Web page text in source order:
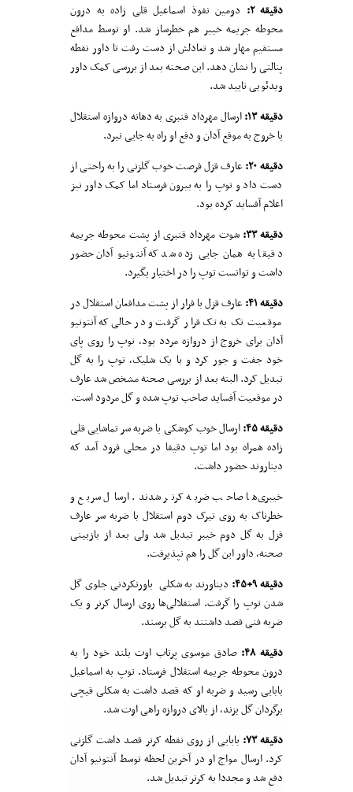
دقیقه ۲:
دومین نفوذ اسماعیل قلی زاده به درون
محوطه جریمه خیبر هم خطرساز شد. او توسط مدافع
مستقیم مهار شد و تعادلش از دست رفت تا داور نقطه
پنالتی را نشان دهد. این صحنه بعد از بررسی کمک داور
ویدئویی تایید شد.
دقیقه ۱۳:
ارسال مهرداد قنبری به دهانه دروازه استقلال
با خروج به موقع آدان و دفع او راه به جایی نبرد.
دقیقه ۲۰:
عارف قزل فرصت خوب گلزنی را به راحتی از
دست داد و توپ را به بیرون فرستاد اما کمک داور نیز
اعلام آفساید کرده بود.
دقیقه ۳۳:
شوت مهرداد قنبری از پشت محوطه جریمه
دقیقا به همان جایی زده شد که آنتونیو آدان حضور
داشت و توانست توپ را در اختیار بگیرد.
دقیقه ۴۱:
عارف قزل با فرار از پشت مدافعان استقلال در
موقعیت تک به تک قرار گرفت و در حالی که آنتونیو
آدان برای خروج از دروازه مردد بود، توپ را روی پای
خود جفت و جور کرد و با یک شلیک، توپ را به گل
تبدیل کرد. البته بعد از بررسی صحنه مشخص شد عارف
در موقعیت آفساید صاحب توپ شده و گل مردود است.
دقیقه ۴۵:
ارسال خوب کوشکی با ضربه سر تماشایی قلی
زاده همراه بود اما توپ دقیقا در محلی فرود آمد که
دیناروند حضور داشت.
خیبری‌ها صاحب ضربه کرنر شدند. ارسال سریع و
خطرناک به روی تیرک دوم استقلال با ضربه سر عارف
قزل به گل دوم خیبر تبدیل شد ولی بعد از بازبینی
صحنه، داور این گل را هم نپذیرفت.
دقیقه ۹+۴۵:
دیناورند به شکلی باورنکردنی جلوی گل
شدن توپ را گرفت. استقلالی‌ها روی ارسال کرنر و یک
ضربه فنی قصد داشتند به گل برسند.
دقیقه ۴۸:
صادق موسوی پرتاب اوت بلند خود را به
درون محوطه جریمه استقلال فرستاد. توپ به اسماعیل
بابایی رسید و ضربه او که قصد داشت به شکلی قیچی
برگردان گل بزند، از بالای دروازه راهی اوت شد.
دقیقه ۷۳:
بابایی از روی نقطه کرنر قصد داشت گلزنی
کرد. ارسال مواج او در آخرین لحظه توسط آنتونیو آدان
دفع شد و مجددا به کرنر تبدیل شد.